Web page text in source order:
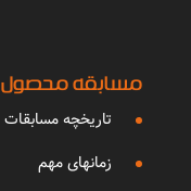
مسابقه محصول
تاریخچه مسابقات
زمانهای مهم